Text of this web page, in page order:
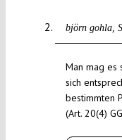
björn gohla
Man mag es
sich
bestimmten
(Art. 20(4)